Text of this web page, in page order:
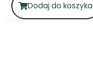
Dodaj do koszyka